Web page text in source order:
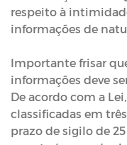
respeito à
informações de
Importante frisar
informações deve
De acordo com a
classificadas em
prazo de sigilo de